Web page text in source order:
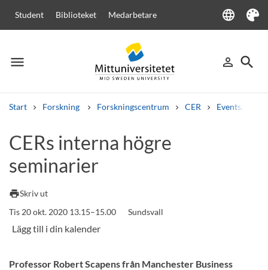
Student Biblioteket Medarbetare language
Language
Tema
menu
Meny person_outline
Logga in
search
Sök
Start Forskning Forskningscentrum CER Events,
Andra söktjänster
Kurser och program
CERs interna högre
seminarier
printSkriv ut
Tis 20 okt. 2020 13.15–15.00
Sundsvall
Professor Robert Scapens från Manchester Business